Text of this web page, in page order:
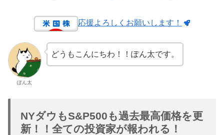
応援よろしくお願いします！
ぽん太
どうもこんにちわ！！ぽん太です。
NYダウもS&P500も過去最高価格を更
新！！全ての投資家が報われる！